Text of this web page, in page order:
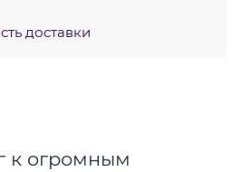
доставки
к огромным